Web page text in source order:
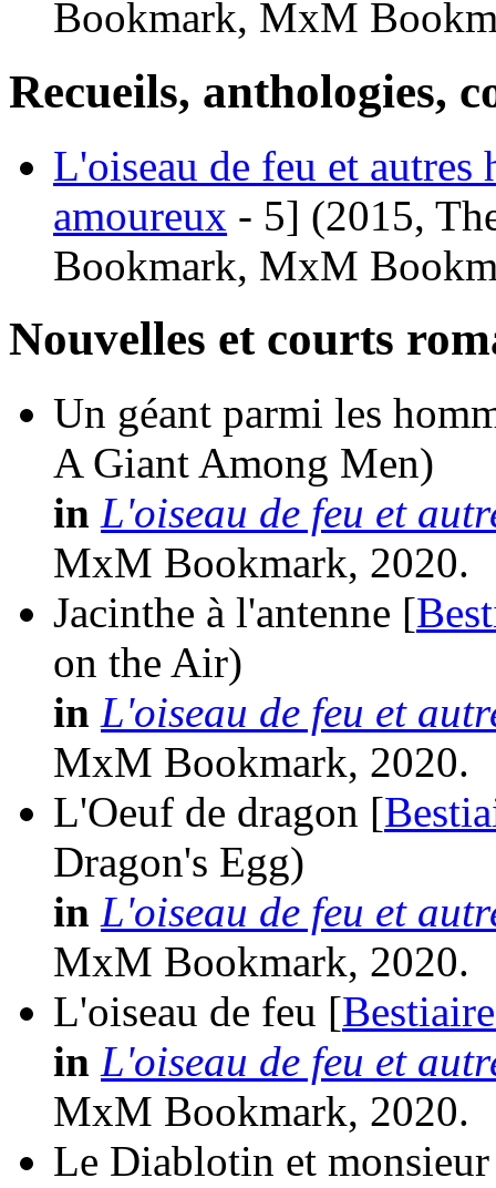
Bookmark, MxM
Recueils, anthologies,
L'oiseau de feu et autres
amoureux - 5] (2015,
Bookmark, MxM
Nouvelles et courts
Un géant parmi les
A Giant Among Men)
in L'oiseau de feu et
MxM Bookmark, 2020.
Jacinthe à l'antenne [
on the Air)
in L'oiseau de feu et
MxM Bookmark, 2020.
L'Oeuf de dragon [
Dragon's Egg)
in L'oiseau de feu et
MxM Bookmark, 2020.
L'oiseau de feu [
in L'oiseau de feu et
MxM Bookmark, 2020.
Le Diablotin et